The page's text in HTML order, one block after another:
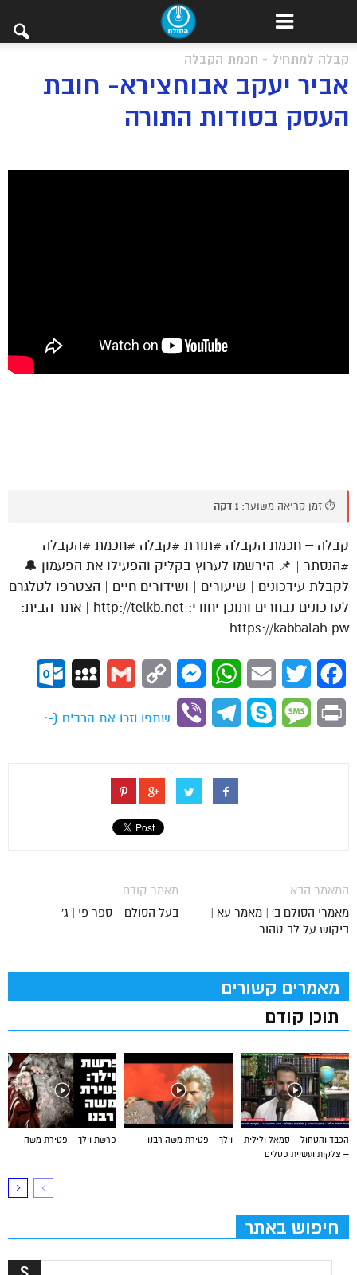
קבלה למתחיל - חכמת הקבלה
אביר יעקב אבוחצירא- חובת
העסק בסודות התורה
⏱️ זמן קריאה משוער: 1 דקה
קבלה – חכמת הקבלה #תורת #קבלה #חכמת #הקבלה
#הנסתר | 📌 הירשמו לערוץ בקליק והפעילו את הפעמון 🔔
לקבלת עידכונים | שיעורים | ושידורים חיים | הצטרפו לטלגרם
לעדכונים נבחרים ותוכן יחודי: http://telkb.net | אתר הבית:
https://kabbalah.pw
Facebook
Twitter
Email
WhatsApp
Messenger
Copy
Gmail
MySpace
Print
Message
Skype
Telegram
Viber
שתפו וזכו את הרבים (-:
מאמר קודם
בעל הסולם - ספר פי | ג'
המאמר הבא
מאמרי הסולם ב' | מאמר עא |
ביקוש על לב טהור
מאמרים קשורים
תוכן קודם
פרשת וילך – פטירת משה וילך – פטירת משה רבנו
הכבד והטחול – סמאל ולילית
– צלקות ועשיית פסלים
חיפוש באתר